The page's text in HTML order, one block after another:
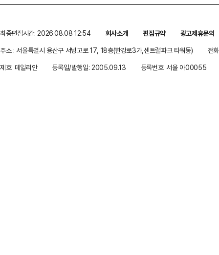
최종편집시간: 2026.08.08 12:54 회사소개 편집규약
광고제휴문의
주소 : 서울특별시 용산구 서빙고로 17, 18층(한강로3가,센트럴파크 타워동)
전
제호: 데일리안
등록일/발행일: 2005.09.13 등록번호: 서울 아00055